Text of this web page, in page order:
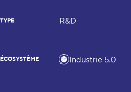
TYPE R&D
ÉCOSYSTÈME Industrie 5.0